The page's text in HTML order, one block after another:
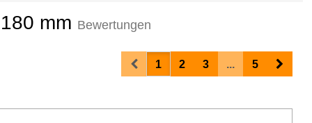
mm Bewertungen
Prev1 2 3 ... 5 Next